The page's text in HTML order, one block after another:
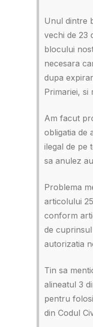
Unul dintre
vechi de 23
blocului
necesara
dupa
Primariei, si
Am facut
obligatia de
ilegal de pe
sa anulez
Problema
articolului
conform
de
autorizatia
Tin sa
alineatul 3
pentru
din Codul